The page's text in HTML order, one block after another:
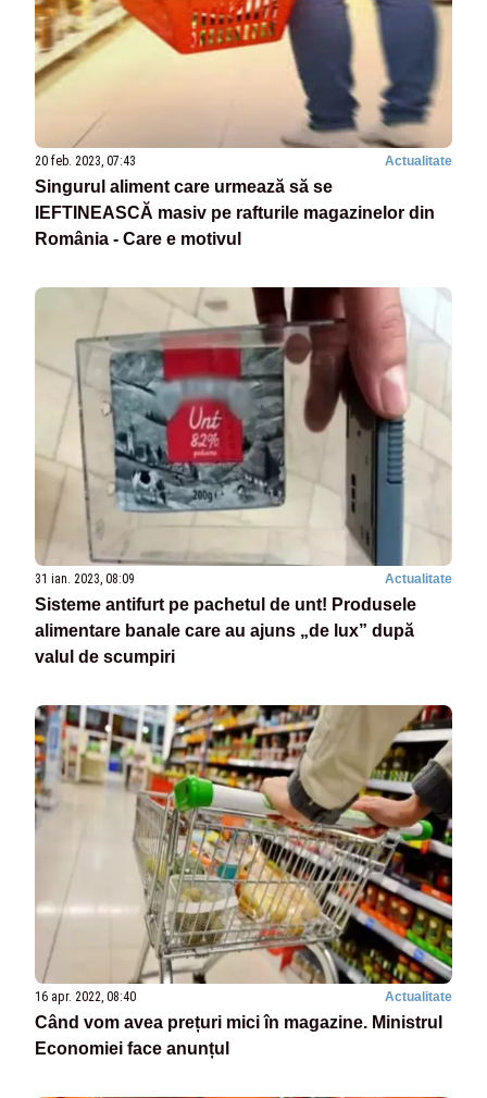
20 feb. 2023, 07:43 Actualitate
Singurul aliment care urmează să se
IEFTINEASCĂ masiv pe rafturile magazinelor din
România - Care e motivul
31 ian. 2023, 08:09 Actualitate
Sisteme antifurt pe pachetul de unt! Produsele
alimentare banale care au ajuns „de lux” după
valul de scumpiri
16 apr. 2022, 08:40 Actualitate
Când vom avea prețuri mici în magazine. Ministrul
Economiei face anunțul